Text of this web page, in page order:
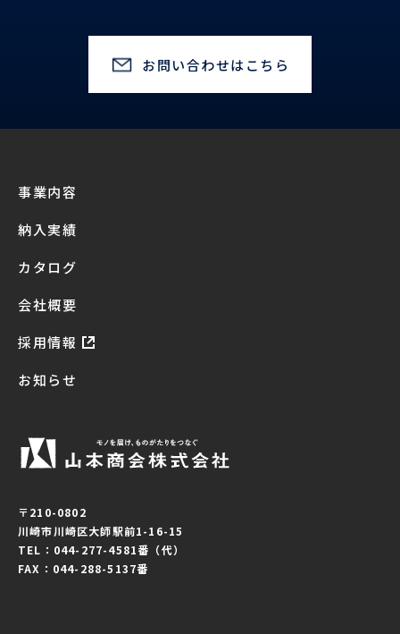
お問い合わせはこちら
〒210-0802
川崎市川崎区大師駅前1-16-15
TEL：044-277-4581番（代）
FAX：044-288-5137番
事業内容
納入実績
カタログ
会社概要
採用情報
お知らせ